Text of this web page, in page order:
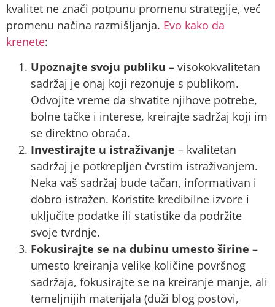
kvalitet ne znači potpunu promenu strategije, već
promenu načina razmišljanja. Evo kako da
krenete:
Upoznajte svoju publiku – visokokvalitetan
sadržaj je onaj koji rezonuje s publikom.
Odvojite vreme da shvatite njihove potrebe,
bolne tačke i interese, kreirajte sadržaj koji im
se direktno obraća.
Investirajte u istraživanje – kvalitetan
sadržaj je potkrepljen čvrstim istraživanjem.
Neka vaš sadržaj bude tačan, informativan i
dobro istražen. Koristite kredibilne izvore i
uključite podatke ili statistike da podržite
svoje tvrdnje.
Fokusirajte se na dubinu umesto širine –
umesto kreiranja velike količine površnog
sadržaja, fokusirajte se na kreiranje manje, ali
temeljnijih materijala (duži blog postovi,